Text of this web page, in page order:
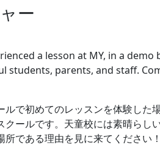
ー
a lesson at MY, in a demo
students, parents, and staff.
ルで初めてのレッスンを体験した
クールです。天童校には素晴らし
である理由を見に来てください！